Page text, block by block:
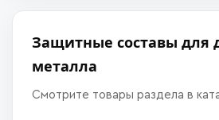
Защитные составы для
металла
Смотрите товары раздела в